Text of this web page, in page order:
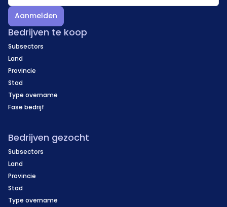
Aanmelden
Bedrijven te koop
Subsectors
Land
Provincie
Stad
Type overname
Fase bedrijf
Bedrijven gezocht
Subsectors
Land
Provincie
Stad
Type overname